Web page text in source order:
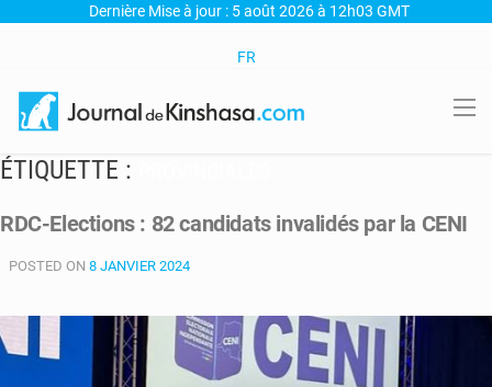
Dernière Mise à jour : 5 août 2026 à 12h03 GMT
FR
ÉTIQUETTE :
RDC-Elections : 82 candidats invalidés par la CENI
POSTED ON 8 JANVIER 2024